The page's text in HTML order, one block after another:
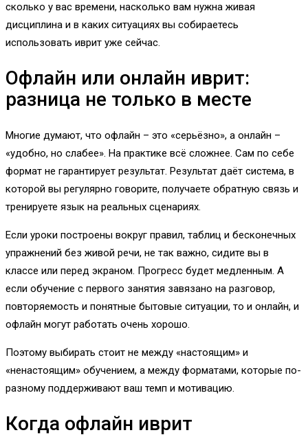
сколько у вас времени, насколько вам нужна живая
дисциплина и в каких ситуациях вы собираетесь
использовать иврит уже сейчас.
Офлайн или онлайн иврит:
разница не только в месте
Многие думают, что офлайн – это «серьёзно», а онлайн –
«удобно, но слабее». На практике всё сложнее. Сам по себе
формат не гарантирует результат. Результат даёт система, в
которой вы регулярно говорите, получаете обратную связь и
тренируете язык на реальных сценариях.
Если уроки построены вокруг правил, таблиц и бесконечных
упражнений без живой речи, не так важно, сидите вы в
классе или перед экраном. Прогресс будет медленным. А
если обучение с первого занятия завязано на разговор,
повторяемость и понятные бытовые ситуации, то и онлайн, и
офлайн могут работать очень хорошо.
Поэтому выбирать стоит не между «настоящим» и
«ненастоящим» обучением, а между форматами, которые по-
разному поддерживают ваш темп и мотивацию.
Когда офлайн иврит